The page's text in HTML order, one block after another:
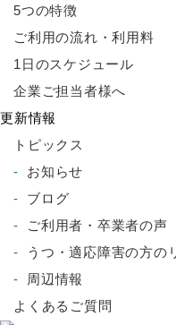
5つの特徴
ご利用の流れ・利用料
1日のスケジュール
企業ご担当者様へ
更新情報
トピックス
お知らせ
ブログ
ご利用者・卒業者の声
うつ・適応障害の方の
周辺情報
よくあるご質問